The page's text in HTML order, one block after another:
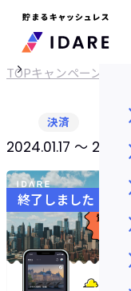
TOPキャンペーン
2024.01.17 〜
決済
終了しました